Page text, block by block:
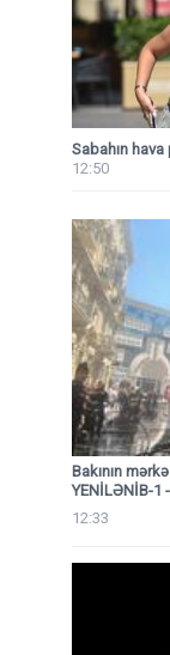
Sabahın
12:50
Bakının
YENİLƏNİB-1
12:33